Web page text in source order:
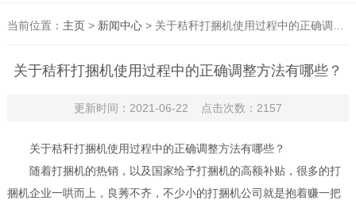
当前位置： 主页> 新闻中心> 关于秸秆打捆机使用过程中的正确调整方法有哪些？
关于秸秆打捆机使用过程中的正确调整方法有哪些？
更新时间：2021-06-22 点击次数：2157
关于秸秆打捆机使用过程中的正确调整方法有哪些？
随着打捆机的热销，以及国家给予打捆机的高额补贴，很多的打
捆机企业一哄而上，良莠不齐，不少小的打捆机公司就是抱着赚一把